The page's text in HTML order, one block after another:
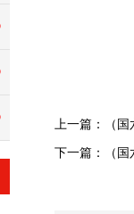
上一篇：（
下一篇：（